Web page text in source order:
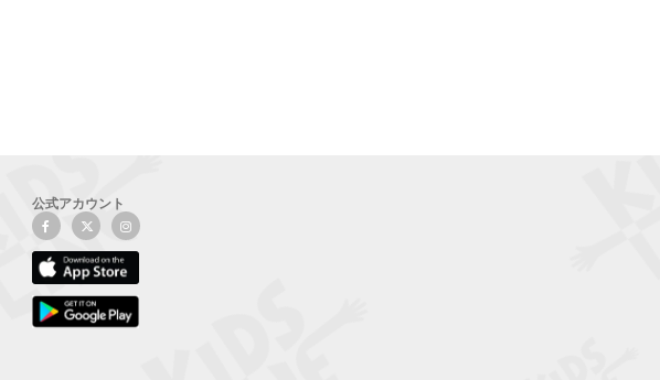
公式アカウント